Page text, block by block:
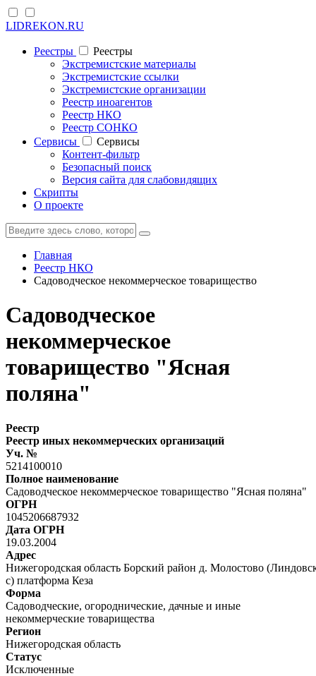
LIDREKON.RU
Реестры
Реестры
Экстремистские материалы
Экстремистские ссылки
Экстремистские организации
Реестр иноагентов
Реестр НКО
Реестр СОНКО
Cервисы
Cервисы
Контент-фильтр
Безопасный поиск
Версия сайта для слабовидящих
Скрипты
О проекте
Главная
Реестр НКО
Садоводческое некоммерческое товарищество
Садоводческое
некоммерческое
товарищество "Ясная
поляна"
Реестр
Реестр иных некоммерческих организаций
Уч. №
5214100010
Полное наименование
Садоводческое некоммерческое товарищество "Ясная поляна"
ОГРН
1045206687932
Дата ОГРН
19.03.2004
Адрес
Нижегородская область Борский район д. Молостово
с) платформа Кеза
Форма
Садоводческие, огороднические, дачные и иные
некоммерческие товарищества
Регион
Нижегородская область
Статус
Исключенные